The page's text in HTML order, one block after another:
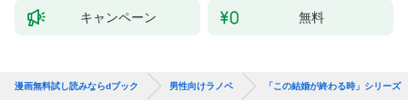
キャンペーン 無料
漫画無料試し読みならdブック 男性向けラノベ 「この結婚が終わる時」シリーズ